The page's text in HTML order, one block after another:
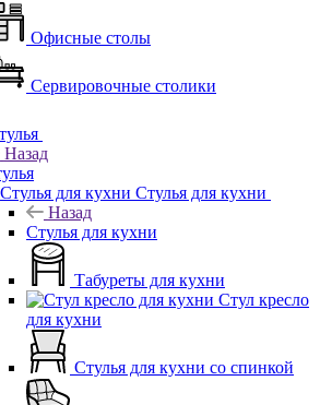
Офисные столы
Сервировочные столики
Назад
Стулья для кухни
Назад
Стулья для кухни
Табуреты для кухни
Стул кресло
для кухни
Стулья для кухни со спинкой